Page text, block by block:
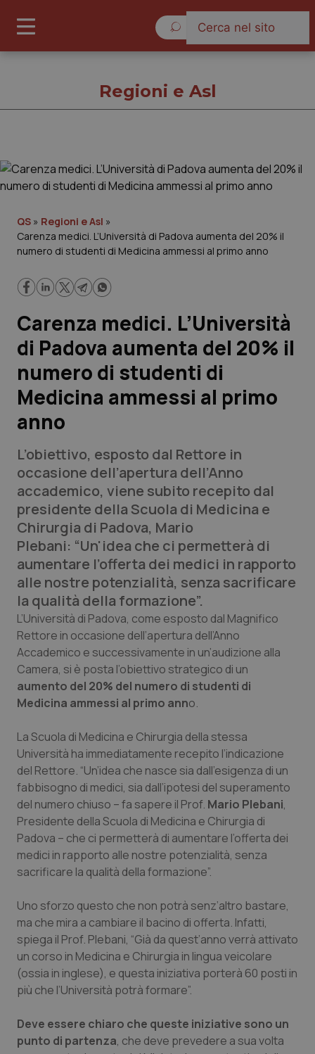
Governo e Parlamento
Regioni e Asl
Lavoro e Professioni
Scienza e Farmaci
Studi e Analisi
Lettere al direttore
Edizioni Regionali
QS Pro
Professionisti Sanitari.AI
Abruzzo
Basilicata
Calabria
Campania
Friuli Venezia Giulia
Lazio
Liguria
Lombardia
Marche
Molise
Piemonte
Provincia Autonoma di Trento
QS Pro Gold
Artrite & artrosi
Asma & BPCO
Car-T
Colesterolo & coronaropatie
Dermatite Atopica
Diabete & glucometri
Disturbi dell’umore
Dolore
Donna & Salute
Epatiti
HIV
Ipertensione & Scompenso
QS Club Newsletter
Regioni e Asl
QS » Regioni e Asl »
Carenza medici. L’Università di Padova aumenta del 20% il
numero di studenti di Medicina ammessi al primo anno
Carenza medici. L’Università
di Padova aumenta del 20% il
numero di studenti di
Medicina ammessi al primo
anno
L’obiettivo, esposto dal Rettore in
occasione dell’apertura dell’Anno
accademico, viene subito recepito dal
presidente della Scuola di Medicina e
Chirurgia di Padova, Mario
Plebani: “Un'idea che ci permetterà di
aumentare l’offerta dei medici in rapporto
alle nostre potenzialità, senza sacrificare
la qualità della formazione”.
L’Università di Padova, come esposto dal Magnifico
Rettore in occasione dell’apertura dell’Anno
Accademico e successivamente in un’audizione alla
Camera, si è posta l’obiettivo strategico di un
aumento del 20% del numero di studenti di
Medicina ammessi al primo anno.
La Scuola di Medicina e Chirurgia della stessa
Università ha immediatamente recepito l’indicazione
del Rettore. “Un’idea che nasce sia dall’esigenza di un
fabbisogno di medici, sia dall’ipotesi del superamento
del numero chiuso – fa sapere il Prof. Mario Plebani,
Presidente della Scuola di Medicina e Chirurgia di
Padova – che ci permetterà di aumentare l’offerta dei
medici in rapporto alle nostre potenzialità, senza
sacrificare la qualità della formazione”.
Uno sforzo questo che non potrà senz’altro bastare,
ma che mira a cambiare il bacino di offerta. Infatti,
spiega il Prof. Plebani, “Già da quest’anno verrà attivato
un corso in Medicina e Chirurgia in lingua veicolare
(ossia in inglese), e questa iniziativa porterà 60 posti in
più che l’Università potrà formare”.
Deve essere chiaro che queste iniziative sono un
punto di partenza, che deve prevedere a sua volta